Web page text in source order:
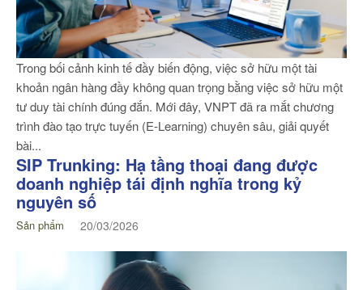
Trong bối cảnh kinh tế đầy biến động, việc sở hữu một tài
khoản ngân hàng đầy không quan trọng bằng việc sở hữu một
tư duy tài chính đúng đắn. Mới đây, VNPT đã ra mắt chương
trình đào tạo trực tuyến (E-Learning) chuyên sâu, giải quyết
bài...
SIP Trunking: Hạ tầng thoại đang được
doanh nghiệp tái định nghĩa trong kỷ
nguyên số
Sản phẩm 20/03/2026